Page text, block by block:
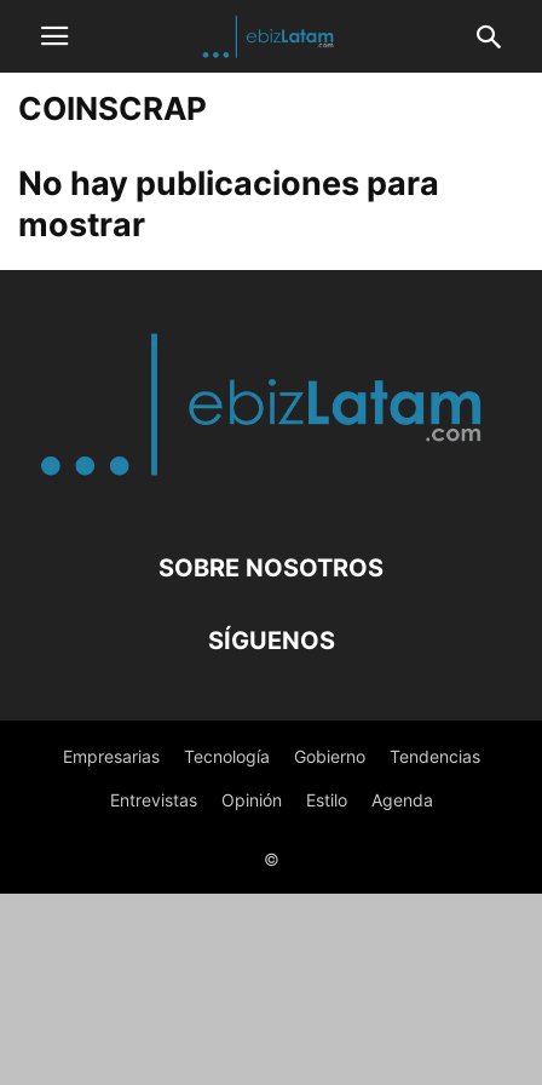
COINSCRAP
No hay publicaciones para
mostrar
SOBRE NOSOTROS
SÍGUENOS
Empresarias Tecnología Gobierno Tendencias
Entrevistas Opinión Estilo Agenda
©